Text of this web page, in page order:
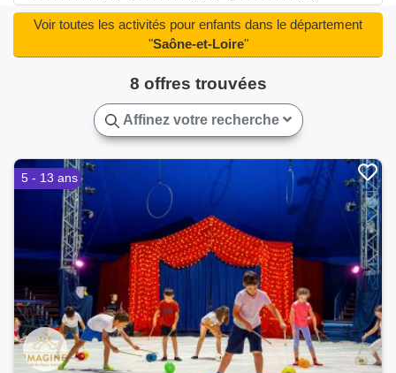
Sanvignes-les-Mines(1)
Varennes-le-Grand(1)
8 offres trouvées
Voir toutes les activités pour enfants dans le département
"Saône-et-Loire"
Affinez votre recherche
5 - 13 ans